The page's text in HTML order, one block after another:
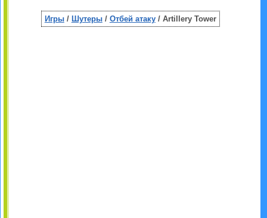
Игры/ Шутеры/ Отбей атаку/ Artillery Tower